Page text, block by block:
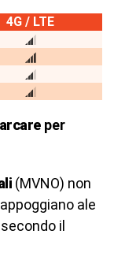
4G / LTE
per
(MVNO) non
ale
il